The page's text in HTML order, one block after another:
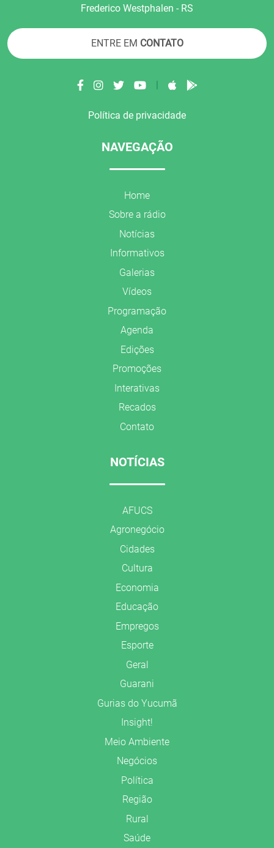
Frederico Westphalen - RS
ENTRE EM CONTATO
|
Política de privacidade
NAVEGAÇÃO
Home
Sobre a rádio
Notícias
Informativos
Galerias
Vídeos
Programação
Agenda
Edições
Promoções
Interativas
Recados
Contato
NOTÍCIAS
AFUCS
Agronegócio
Cidades
Cultura
Economia
Educação
Empregos
Esporte
Geral
Guarani
Gurias do Yucumã
Insight!
Meio Ambiente
Negócios
Política
Região
Rural
Saúde